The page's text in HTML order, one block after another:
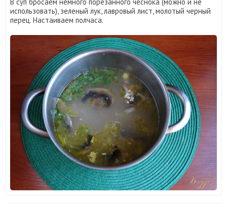
использовать), зеленый лук, лавровый лист, молотый черный
перец. Настаиваем полчаса.